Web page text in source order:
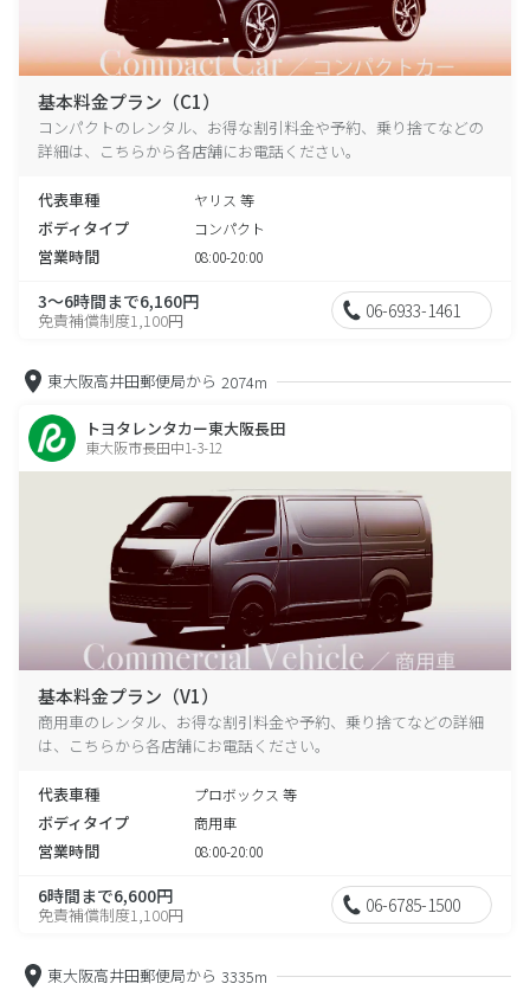
基本料金プラン（C1）
コンパクトのレンタル、お得な割引料金や予約、乗り捨てなどの
詳細は、こちらから各店舗にお電話ください。
代表車種 ヤリス 等
ボディタイプ コンパクト
営業時間 08:00-20:00
3～6時間まで6,160円
免責補償制度1,100円 06-6933-1461
東大阪高井田郵便局から 2074m
トヨタレンタカー東大阪長田
東大阪市長田中1-3-12
基本料金プラン（V1）
商用車のレンタル、お得な割引料金や予約、乗り捨てなどの詳細
は、こちらから各店舗にお電話ください。
代表車種 プロボックス 等
ボディタイプ 商用車
営業時間 08:00-20:00
6時間まで6,600円
免責補償制度1,100円 06-6785-1500
東大阪高井田郵便局から 3335m